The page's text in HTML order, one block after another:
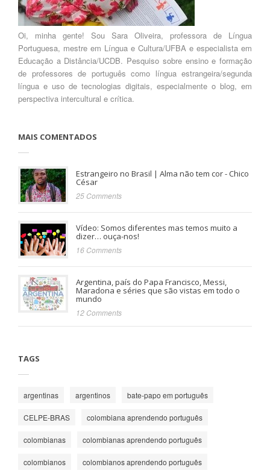
Oi, minha gente! Sou Sara Oliveira, professora de Língua
Portuguesa, mestre em Língua e Cultura/UFBA e especialista em
Educação a Distância/UCDB. Pesquiso sobre ensino e formação
de professores de português como língua estrangeira/segunda
língua e uso de tecnologias digitais, especialmente o blog, em
perspectiva intercultural e crítica.
MAIS COMENTADOS
Estrangeiro no Brasil | Alma não tem cor - Chico
César
25 Comments
Vídeo: Somos diferentes mas temos muito a
dizer… ouça-nos!
16 Comments
Argentina, país do Papa Francisco, Messi,
Maradona e séries que são vistas em todo o
mundo
12 Comments
TAGS
argentinas argentinos bate-papo em português
CELPE-BRAS colombiana aprendendo português
colombianas colombianas aprendendo português
colombianos colombianos aprendendo português